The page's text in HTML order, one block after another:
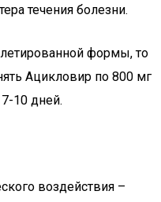
течения болезни.
формы, то
Ацикловир по 800 мг
10 дней.
воздействия –